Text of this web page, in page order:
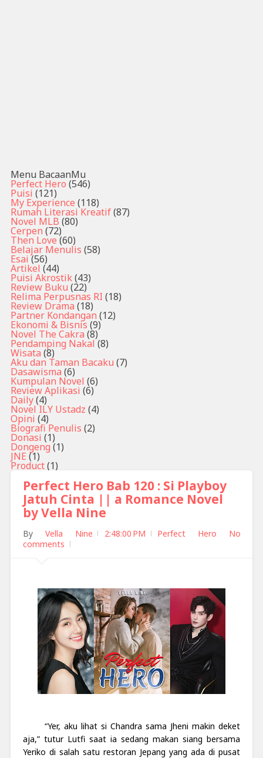
Menu BacaanMu
Perfect Hero (546)
Puisi (121)
My Experience (118)
Rumah Literasi Kreatif(87)
Novel MLB (80)
Cerpen (72)
Then Love (60)
Belajar Menulis (58)
Esai (56)
Artikel (44)
Puisi Akrostik(43)
Review Buku (22)
Relima Perpusnas RI (18)
Review Drama (18)
Partner Kondangan (12)
Ekonomi & Bisnis (9)
Novel The Cakra (8)
Pendamping Nakal (8)
Wisata (8)
Aku dan Taman Bacaku (7)
Dasawisma (6)
Kumpulan Novel (6)
Review Aplikasi (6)
Daily(4)
Novel ILY Ustadz (4)
Opini (4)
Biografi Penulis (2)
Donasi (1)
Dongeng (1)
JNE (1)
Product(1)
Perfect Hero Bab 120 : Si Playboy
Jatuh Cinta || a Romance Novel
by Vella Nine
By Vella Nine 2:48:00 PM Perfect Hero
No
comments
“Yer, aku lihat si Chandra sama Jheni makin deket
aja,” tutur Lutfi saat ia sedang makan siang bersama
Yeriko di salah satu restoran Jepang yang ada di pusat